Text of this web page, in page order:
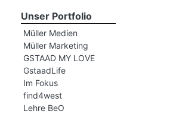
Unser Portfolio
Müller Medien
Müller Marketing
GSTAAD MY LOVE
GstaadLife
Im Fokus
find4west
Lehre BeO